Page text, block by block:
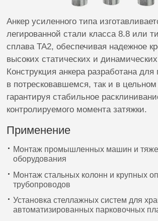
Анкер усиленного типа
легированной стали класса 8.8 или
сплава TA2, обеспечивая надежное
высоких статических и динамических
Конструкция анкера разработана для
в потресковавшемся, так и в цельном
гарантируя стабильное
контролируемого момента затяжки.
Применение
Монтаж промышленных машин и
оборудования
Монтаж стальных колонн и крупных
трубопроводов
Установка стеллажных систем для
автоматизированных парковочных